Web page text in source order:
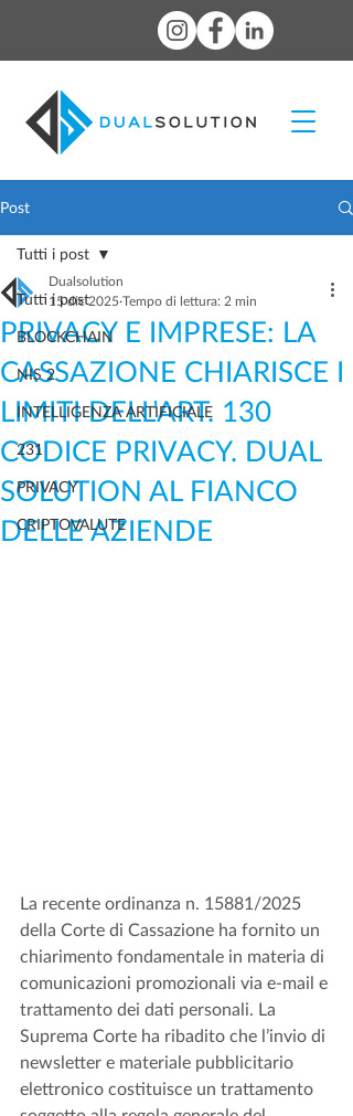
Post
Tutti i post
BLOCKCHAIN
NIS 2
INTELLIGENZA ARTIFICIALE
231
PRIVACY
CRIPTOVALUTE
Tutti i post
PRIVACY E IMPRESE: LA
CASSAZIONE CHIARISCE I
LIMITI DELL’ART. 130
CODICE PRIVACY. DUAL
SOLUTION AL FIANCO
DELLE AZIENDE
Dualsolution
15 dic 2025 Tempo di lettura: 2 min
La recente ordinanza n. 15881/2025
della Corte di Cassazione ha fornito un
chiarimento fondamentale in materia di
comunicazioni promozionali via e-mail e
trattamento dei dati personali. La
Suprema Corte ha ribadito che l’invio di
newsletter e materiale pubblicitario
elettronico costituisce un trattamento